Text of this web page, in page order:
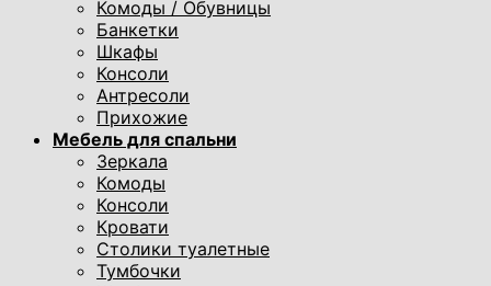
Комоды / Обувницы
Банкетки
Шкафы
Консоли
Антресоли
Прихожие
Мебель для спальни
Зеркала
Комоды
Консоли
Кровати
Столики туалетные
Тумбочки